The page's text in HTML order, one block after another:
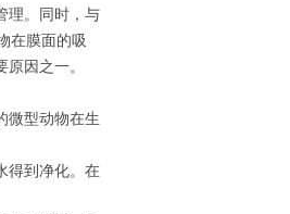
理。同时，与
在膜面的吸
因之一。
微型动物在生
得到净化。在